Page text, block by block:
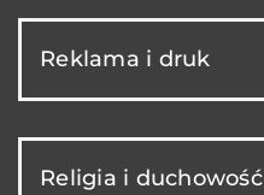
Reklama i druk
Religia i duchowość